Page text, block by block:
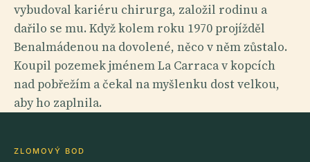
vybudoval kariéru chirurga, založil rodinu a
dařilo se mu. Když kolem roku 1970 projížděl
Benalmádenou na dovolené, něco v něm zůstalo.
Koupil pozemek jménem La Carraca v kopcích
nad pobřežím a čekal na myšlenku dost velkou,
aby ho zaplnila.
ZLOMOVÝ BOD